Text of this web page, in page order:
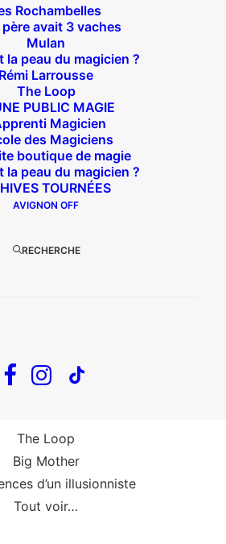
Rochambelles
avait 3 vaches
Mulan
la peau du magicien ?
Rémi Larrousse
The Loop
PUBLIC MAGIE
Magicien
des Magiciens
boutique de magie
la peau du magicien ?
TOURNÉES
AVIGNON OFF
RECHERCHE
des Béliers Parisiens
Isaure 75018 Paris
– Loc :01 42 62 35 00
À l’affiche
Big Mother
de la framboise
En tournée
The Loop
Big Mother
d’un illusionniste
Tout voir…